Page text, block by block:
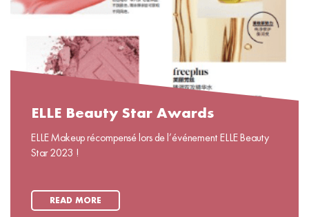
ELLE Beauty Star Awards
ELLE Makeup récompensé lors de l’événement ELLE Beauty
Star 2023 !
READ MORE